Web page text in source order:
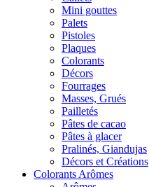
Mini gouttes
Palets
Pistoles
Plaques
Colorants
Décors
Fourrages
Masses, Grués
Pailletés
Pâtes de cacao
Pâtes à glacer
Pralinés, Giandujas
Décors et Créations
Colorants Arômes